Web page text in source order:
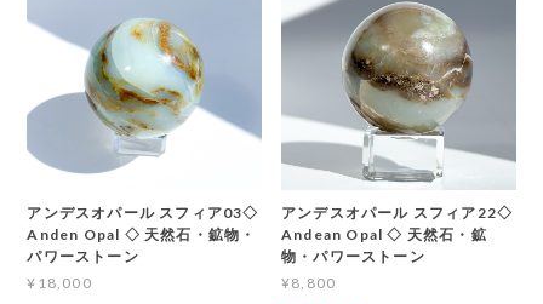
アンデスオパール スフィア03◇
Anden Opal ◇ 天然石・鉱物・
パワーストーン
¥18,000
アンデスオパール スフィア22◇
Andean Opal ◇ 天然石・鉱
物・パワーストーン
¥8,800